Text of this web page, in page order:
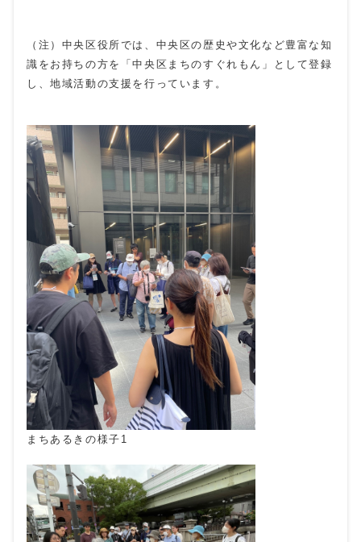
（注）中央区役所では、中央区の歴史や文化など豊富な知
識をお持ちの方を「中央区まちのすぐれもん」として登録
し、地域活動の支援を行っています。
まちあるきの様子1